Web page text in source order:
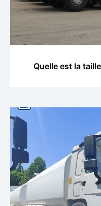
Quelle est la